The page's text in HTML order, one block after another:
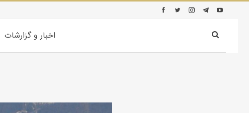
اخبار و گزارشات